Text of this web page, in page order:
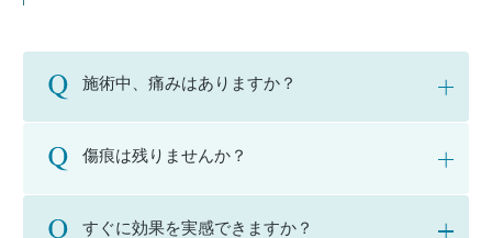
施術中、痛みはありますか？
傷痕は残りませんか？
すぐに効果を実感できますか？